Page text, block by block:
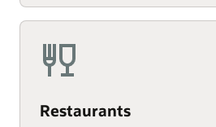
Restaurants